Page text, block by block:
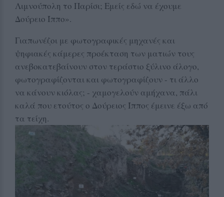
Λιμνούπολη το Παρίσι; Εμείς εδώ να έχουμε
Δούρειο Ίππο».
Γιαπωνέζοι με φωτογραφικές μηχανές και
ψηφιακές κάμερες προέκταση των ματιών τους
ανεβοκατεβαίνουν στον τεράστιο ξύλινο άλογο,
φωτογραφίζονται και φωτογραφίζουν - τι άλλο
να κάνουν κιόλας; - χαμογελούν αμήχανα, πάλι
καλά που ετούτος ο Δούρειος Ίππος έμεινε έξω από
τα τείχη.